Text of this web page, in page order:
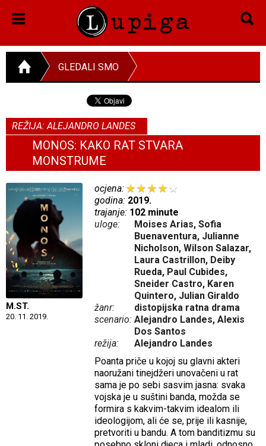
GLEDALI SMO
REŽIJA: ALEJANDRO LANDES
MONOS: KAKO RAT STVARA
MONSTRUME
M.ST.
20. 11. 2019.
ocjena:
godina: 2019.
trajanje: 102 minute
uloge:
Moises Arias, Sofia
Buenaventura, Julianne
Nicholson, Wilson Salazar,
Laura Castrillon, Deiby
Rueda, Paul Cubides,
Sneider Castro, Karen
Quintero, Julian Giraldo
žanr:
distopijska ratna drama
scenario:Alejandro Landes, Alexis
Dos Santos
režija:
Alejandro Landes
Poanta priče u kojoj su glavni akteri
naoružani tinejdžeri unovačeni u rat
sama je po sebi sasvim jasna: svaka
vojska je u suštini banda, možda se
formira s kakvim-takvim idealom ili
ideologijom, ali će se, prije ili kasnije,
pretvoriti u bandu. A tom banditizmu su